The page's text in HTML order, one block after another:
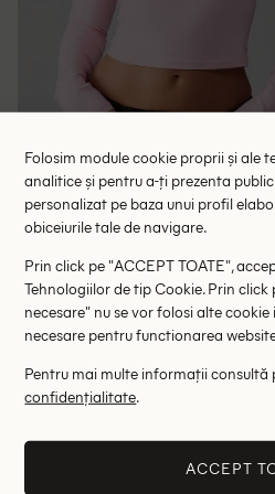
54.90 lei
RRP: 110.00 lei
Folosim module cookie proprii și ale
analitice și pentru a-ți prezenta
personalizat pe baza unui profil
obiceiurile tale de navigare.
Prin click pe "ACCEPT TOATE",
Tehnologiilor de tip Cookie. Prin click
necesare" nu se vor folosi alte
necesare pentru functionarea
Pentru mai multe informații consultă
confidențialitate.
ACCEPT